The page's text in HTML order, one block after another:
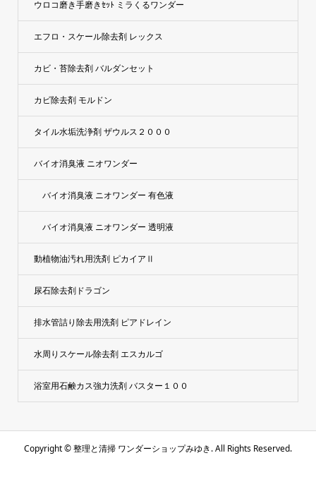
ウロコ磨き手磨きｾｯﾄ ミラくるワンダー
エフロ・スケール除去剤 レックス
カビ・苔除去剤 バルダンセット
カビ除去剤 モルドン
タイル水垢洗浄剤 ザウルス２０００
バイオ消臭液 ニオワンダー
バイオ消臭液 ニオワンダー 有色液
バイオ消臭液 ニオワンダー 透明液
動植物油汚れ用洗剤 ピカイアⅡ
尿石除去剤ドラゴン
排水管詰り除去用洗剤 ピアドレイン
水周りスケール除去剤 エスカルゴ
浴室用石鹸カス強力洗剤 バスター１００
Copyright ©整理と清掃 ワンダーショップみゆき. All Rights Reserved.